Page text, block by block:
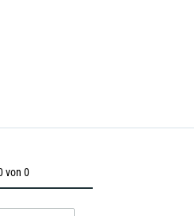
von 0